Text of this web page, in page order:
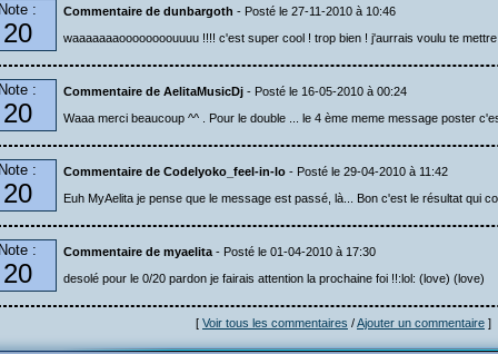
Note :
20
Commentaire de dunbargoth - Posté le 27-11-2010 à 10:46
waaaaaaaoooooooouuuu !!!! c'est super cool ! trop bien ! j'aurrais voulu te
Note :
20
Commentaire de AelitaMusicDj - Posté le 16-05-2010 à 00:24
Waaa merci beaucoup ^^ . Pour le double ... le 4 ème meme message poster
Note :
20
Commentaire de Codelyoko_feel-in-lo - Posté le 29-04-2010 à 11:42
Euh MyAelita je pense que le message est passé, là... Bon c'est le résultat qui
Note :
20
Commentaire de myaelita - Posté le 01-04-2010 à 17:30
desolé pour le 0/20 pardon je fairais attention la prochaine foi !!:lol: (love) (love)
[ Voir tous les commentaires /Ajouter un commentaire ]